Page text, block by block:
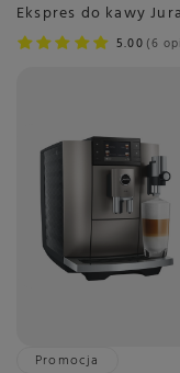
Ekspres do kawy
5.00 6
Promocja